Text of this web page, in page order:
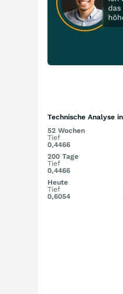
Technische Analyse
52 Wochen
Tief
0,4466
200 Tage
Tief
0,4466
Heute
Tief
0,6054